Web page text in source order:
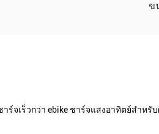
ข
ร์จเร็วกว่า ebike ชาร์จแสงอาทิตย์สําห